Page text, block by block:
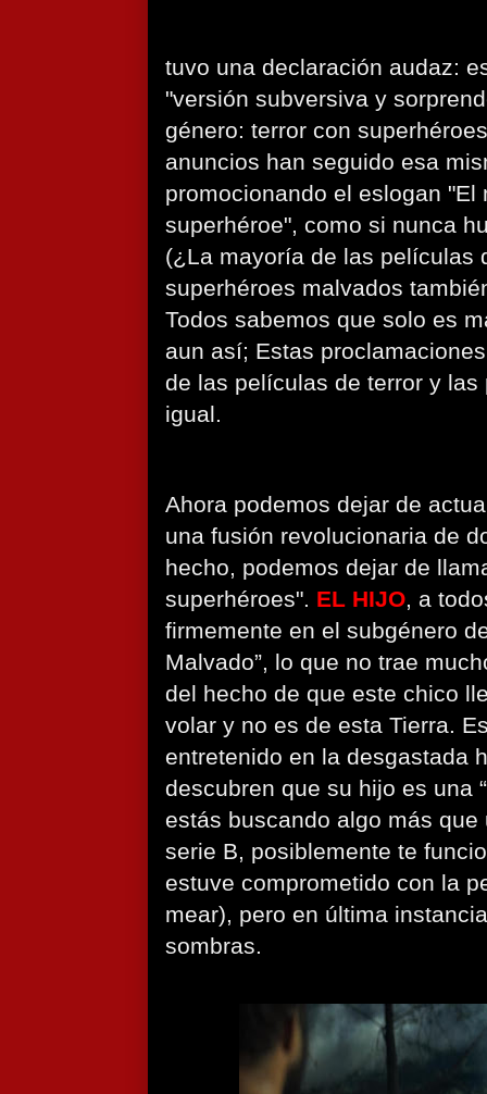
tuvo una declaración audaz:
"versión subversiva y
género: terror con
anuncios han seguido esa
promocionando el eslogan
superhéroe", como si nunca
(¿La mayoría de las películas
superhéroes malvados
Todos sabemos que solo es
aun así; Estas
de las películas de terror y
igual.
Ahora podemos dejar de
una fusión revolucionaria de
hecho, podemos dejar de
superhéroes". EL HIJO, a
firmemente en el subgénero
Malvado”, lo que no trae
del hecho de que este chico
volar y no es de esta Tierra.
entretenido en la desgastada
descubren que su hijo es una
estás buscando algo más
serie B, posiblemente te
estuve comprometido con la
mear), pero en última
sombras.